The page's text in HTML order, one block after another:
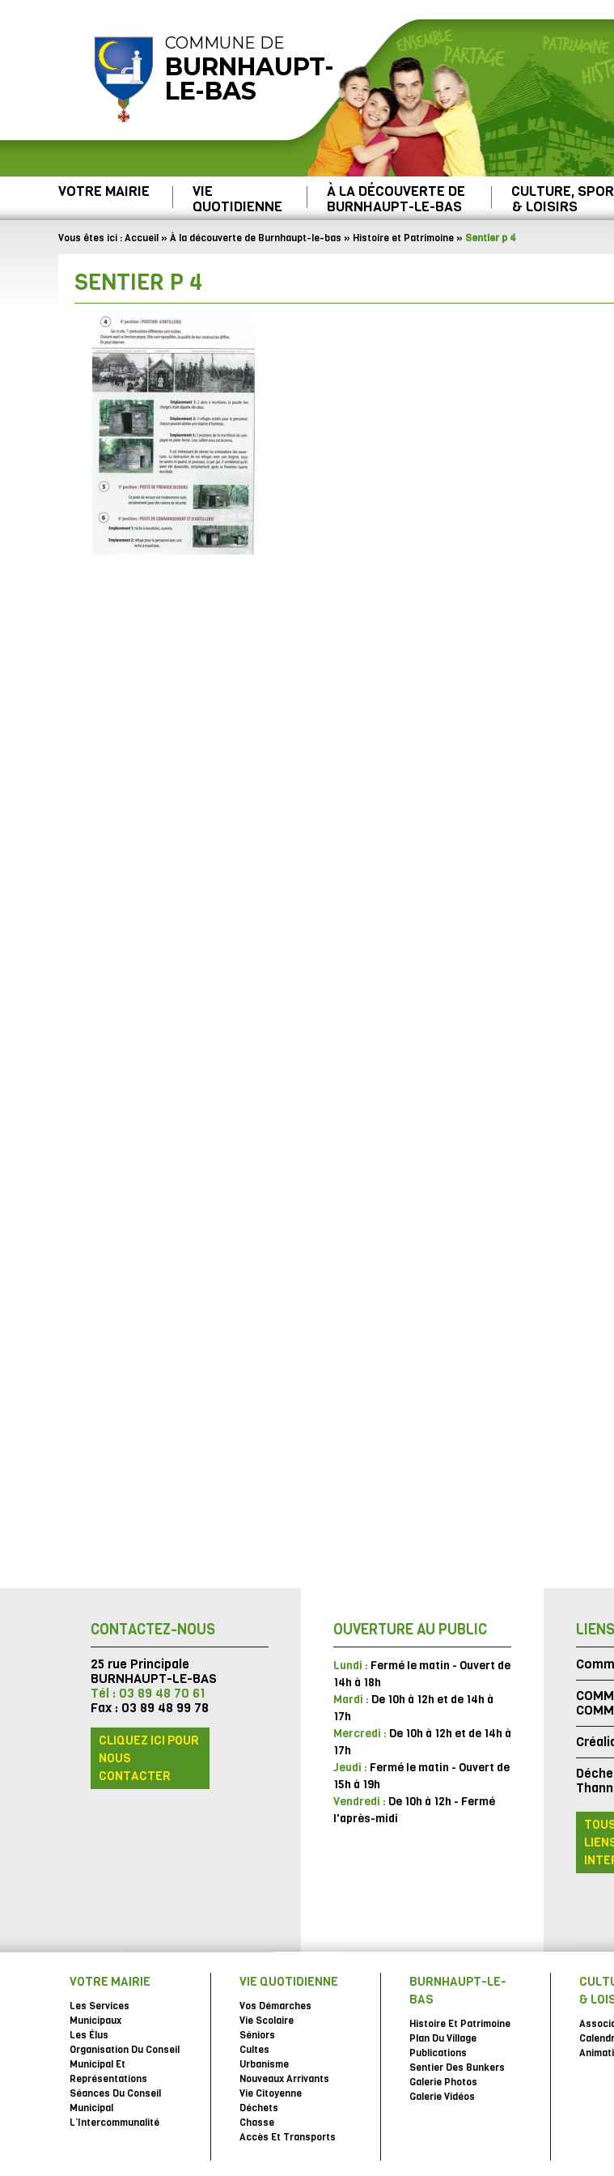
COMMUNE DE
BURNHAUPT-
LE-BAS
VOTRE MAIRIE VIE
QUOTIDIENNE
À LA DÉCOUVERTE DE
BURNHAUPT-LE-BAS
CULTURE,
& LOISIRS
Vous êtes ici :Accueil » À la découverte de Burnhaupt-le-bas » Histoire et Patrimoine » Sentier p 4
SENTIER P 4
CONTACTEZ-NOUS
25 rue Principale
BURNHAUPT-LE-BAS
Tél : 03 89 48 70 61
Fax : 03 89 48 99 78
CLIQUEZ ICI POUR
NOUS
CONTACTER
OUVERTURE AU PUBLIC
Lundi : Fermé le matin - Ouvert de
14h à 18h
Mardi : De 10h à 12h et de 14h à
17h
Mercredi : De 10h à 12h et de 14h à
17h
Jeudi : Fermé le matin - Ouvert de
15h à 19h
Vendredi : De 10h à 12h - Fermé
l'après-midi
LIENS
VOTRE MAIRIE
Les Services
Municipaux
Les Élus
Organisation Du Conseil
Municipal Et
Représentations
Séances Du Conseil
Municipal
L’Intercommunalité
VIE QUOTIDIENNE
Vos Démarches
Vie Scolaire
Séniors
Cultes
Urbanisme
Nouveaux Arrivants
Vie Citoyenne
Déchets
Chasse
Accès Et Transports
BURNHAUPT-LE-
BAS
Histoire Et Patrimoine
Plan Du Village
Publications
Sentier Des Bunkers
Galerie Photos
Galerie Vidéos
&